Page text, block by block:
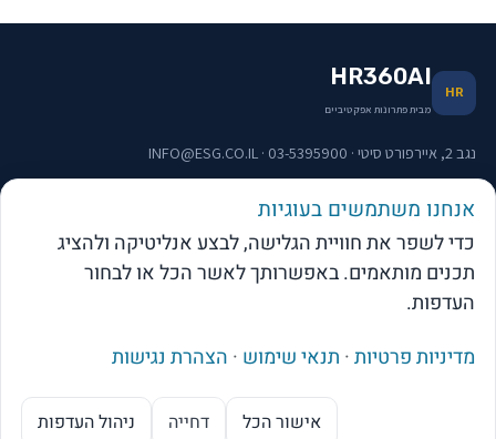
HR
HR360AI
מבית פתרונות אפקטיביים
נגב 2, איירפורט סיטי · 03-5395900 · INFO@ESG.CO.IL
תפריט וקישורים
אנחנו משתמשים בעוגיות
כדי לשפר את חוויית הגלישה, לבצע אנליטיקה ולהציג
תכנים מותאמים. באפשרותך לאשר הכל או לבחור
העדפות.
מדיניות פרטיות· תנאי שימוש · הצהרת נגישות
אישור הכל דחייה ניהול העדפות